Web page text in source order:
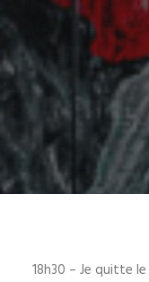
18h30 – Je quitte